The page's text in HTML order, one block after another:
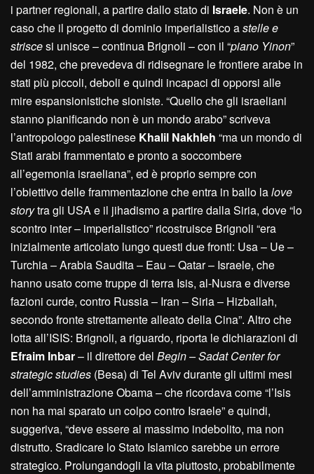
i partner regionali, a partire dallo stato di Israele. Non è un
caso che il progetto di dominio imperialistico astelle e
striscesi unisce – continua Brignoli – con il “piano Yinon”
del 1982, che prevedeva di ridisegnare le frontiere arabe in
stati più piccoli, deboli e quindi incapaci di opporsi alle
mire espansionistiche sioniste. “Quello che gli israeliani
stanno pianificando non è un mondo arabo” scriveva
l’antropologo palestinese Khalil Nakhleh “ma un mondo di
Stati arabi frammentato e pronto a soccombere
all’egemonia israeliana”, ed è proprio sempre con
l’obiettivo delle frammentazione che entra in ballo lalove
storytra gli USA e il jihadismo a partire dalla Siria, dove “lo
scontro inter – imperialistico” ricostruisce Brignoli “era
inizialmente articolato lungo questi due fronti: Usa – Ue –
Turchia – Arabia Saudita – Eau – Qatar – Israele, che
hanno usato come truppe di terra Isis, al-Nusra e diverse
fazioni curde, contro Russia – Iran – Siria – Hizballah,
secondo fronte strettamente alleato della Cina”. Altro che
lotta all’ISIS: Brignoli, a riguardo, riporta le dichiarazioni di
Efraim Inbar– il direttore del Begin – Sadat Center for
strategic studies (Besa) di Tel Aviv durante gli ultimi mesi
dell’amministrazione Obama – che ricordava come “l’Isis
non ha mai sparato un colpo contro Israele” e quindi,
suggeriva, “deve essere al massimo indebolito, ma non
distrutto. Sradicare lo Stato Islamico sarebbe un errore
strategico. Prolungandogli la vita piuttosto, probabilmente